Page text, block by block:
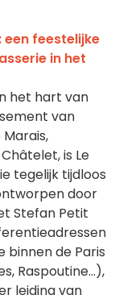
een feestelijke
in het
het hart van
van
Marais,
is Le
tegelijk tijdloos
door
Stefan Petit
binnen de Paris
Raspoutine…),
leiding van